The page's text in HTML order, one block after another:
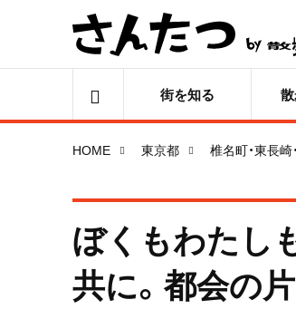
街を知る
HOME 東京都 椎名町・東長崎
ぼくもわたし
共に。都会の